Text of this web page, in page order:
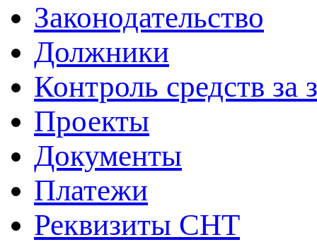
Законодательство
Должники
Контроль средств за
Проекты
Документы
Платежи
Реквизиты СНТ